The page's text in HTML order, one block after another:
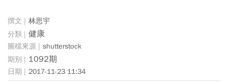
林思宇
健康
shutterstock
1092期
2017-11-23 11:34